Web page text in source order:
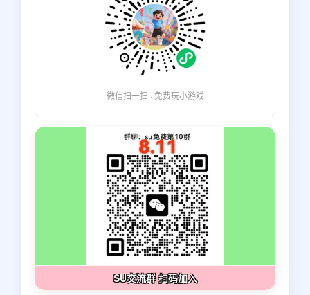
微信扫一扫 · 免费玩小游戏
SU交流群 扫码加入